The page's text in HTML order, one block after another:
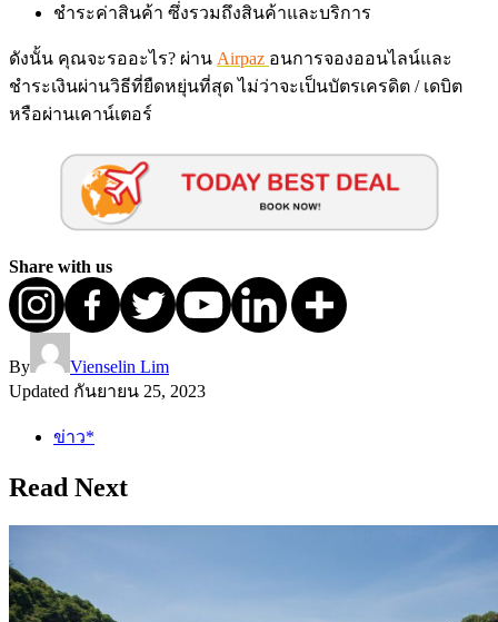
ชำระค่าสินค้า ซึ่งรวมถึงสินค้าและบริการ
ดังนั้น คุณจะรออะไร? ผ่าน Airpaz อนการจองออนไลน์และ
ชำระเงินผ่านวิธีที่ยืดหยุ่นที่สุด ไม่ว่าจะเป็นบัตรเครดิต / เดบิต
หรือผ่านเคาน์เตอร์
Share with us
By
Vienselin Lim
Updated กันยายน 25, 2023
ข่าว*
Read Next